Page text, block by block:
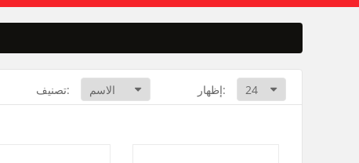
تصنيف: إظهار: